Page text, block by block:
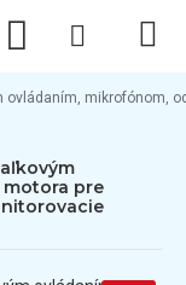
ovládaním,
pre